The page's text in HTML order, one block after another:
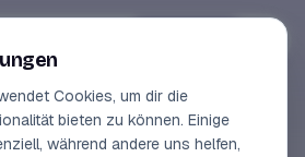
Cookies, um dir die
bieten zu können. Einige
während andere uns helfen,